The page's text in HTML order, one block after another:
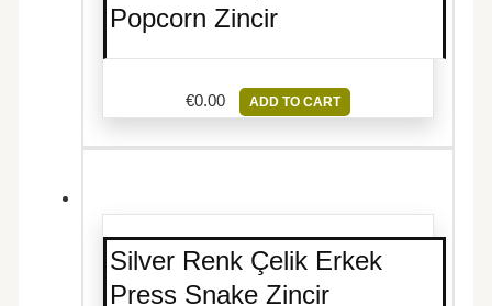
Popcorn Zincir
€0.00 ADD TO CART
Silver Renk Çelik Erkek
Press Snake Zincir